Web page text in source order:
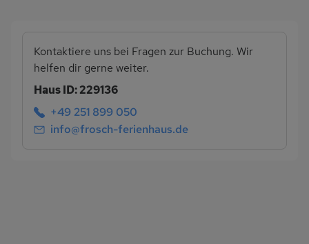
Kontaktiere uns bei Fragen zur Buchung. Wir
helfen dir gerne weiter.
Haus ID: 229136
+49 251 899 050
info@frosch-ferienhaus.de